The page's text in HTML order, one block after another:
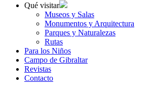
Qué visitar
Museos y Salas
Monumentos y Arquitectura
Parques y Naturalezas
Rutas
Para los Niños
Campo de Gibraltar
Revistas
Contacto